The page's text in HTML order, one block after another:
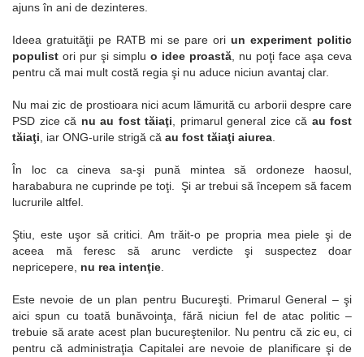
ajuns în ani de dezinteres.
Ideea gratuităţii pe RATB mi se pare ori un experiment politic
populist ori pur şi simplu o idee proastă , nu poţi face aşa ceva
pentru că mai mult costă regia şi nu aduce niciun avantaj clar.
Nu mai zic de prostioara nici acum lămurită cu arborii despre care
PSD zice că nu au fost tăiaţi , primarul general zice că au fost
tăiaţi , iar ONG-urile strigă că au fost tăiaţi aiurea
În loc ca cineva sa-şi pună mintea să ordoneze haosul,
harababura ne cuprinde pe toţi. Şi ar trebui să începem să facem
lucrurile altfel.
Ştiu, este uşor să critici. Am trăit-o pe propria mea piele şi de
aceea mă feresc să arunc verdicte şi suspectez doar
nepricepere, nu rea intenţie
Este nevoie de un plan pentru Bucureşti. Primarul General – şi
aici spun cu toată bunăvoinţa, fără niciun fel de atac politic –
trebuie să arate acest plan bucureştenilor. Nu pentru că zic eu, ci
pentru că administraţia Capitalei are nevoie de planificare şi de